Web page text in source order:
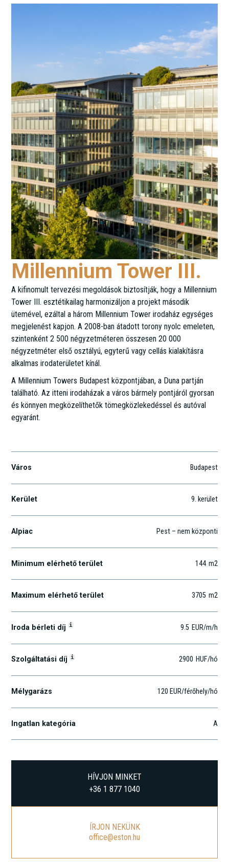
Millennium Tower III.
A kifinomult tervezési megoldások biztosítják, hogy a Millennium
Tower III. esztétikailag harmonizáljon a projekt második
ütemével, ezáltal a három Millennium Tower irodaház egységes
megjelenést kapjon. A 2008-ban átadott torony nyolc emeleten,
szintenként 2 500 négyzetméteren összesen 20 000
négyzetméter első osztályú, egyterű vagy cellás kialakításra
alkalmas irodaterületet kínál.
A Millennium Towers Budapest központjában, a Duna partján
található. Az itteni irodaházak a város bármely pontjáról gyorsan
és könnyen megközelíthetők tömegközlekedéssel és autóval
egyaránt.
Város Budapest
Kerület 9. kerület
Alpiac Pest – nem központi
Minimum elérhető terület 144 m2
Maximum elérhető terület 3705 m2
Iroda bérleti díj i 9.5 EUR/m/h
Szolgáltatási díj i 2900 HUF/hó
Mélygarázs 120 EUR/férőhely/hó
Ingatlan kategória A
HÍVJON MINKET
+36 1 877 1040
ÍRJON NEKÜNK
office@eston.hu